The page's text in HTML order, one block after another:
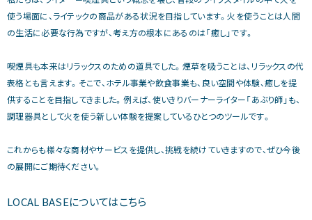
使う場面に、ライテックの商品がある状況を目指しています。火を使うことは人間
の生活に必要な行為ですが、考え方の根本にあるのは「癒し」です。
喫煙具も本来はリラックスのための道具でした。煙草を吸うことは、リラックスの代
表格とも言えます。そこで、ホテル事業や飲食事業も、良い空間や体験、癒しを提
供することを目指してきました。例えば、使いきりバーナーライター「あぶり師」も、
調理器具として火を使う新しい体験を提案しているひとつのツールです。
これからも様々な商材やサービスを提供し、挑戦を続けていきますので、ぜひ今後
の展開にご期待ください。
LOCAL BASEについてはこちら